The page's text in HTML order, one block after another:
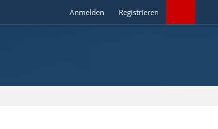
Anmelden Registrieren